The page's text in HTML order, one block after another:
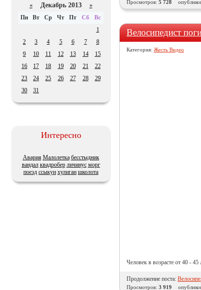
Просмотров: 5 728
Велосипедист
Категория: Жесть Видео
Человек в возрасте от 40 - 45
Продолжение поста:
Просмотров: 3 919
«Декабрь 2013 »
Пн
Вт Ср Чт Пт Сб
Вс
1
2
3 4 5 6 7
8
9
10 11 12 13 14
15
16
17 18 19 20 21
22
23
24 25 26 27 28
29
30
31
Интересно
Авария Малолетка бесстыдник
вандал квадробер личинус морг
поезд ссыкун хулиган школота